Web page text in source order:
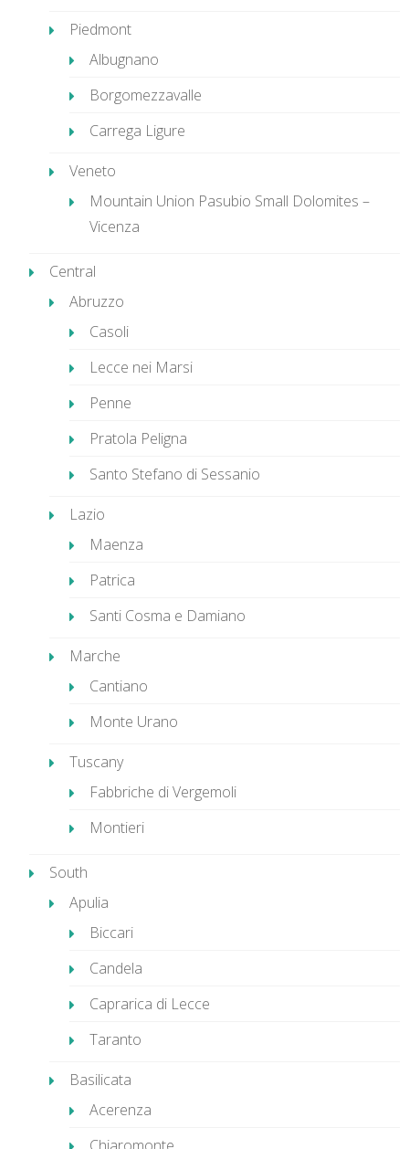
Piedmont
Albugnano
Borgomezzavalle
Carrega Ligure
Veneto
Mountain Union Pasubio Small Dolomites –
Vicenza
Central
Abruzzo
Casoli
Lecce nei Marsi
Penne
Pratola Peligna
Santo Stefano di Sessanio
Lazio
Maenza
Patrica
Santi Cosma e Damiano
Marche
Cantiano
Monte Urano
Tuscany
Fabbriche di Vergemoli
Montieri
South
Apulia
Biccari
Candela
Caprarica di Lecce
Taranto
Basilicata
Acerenza
Chiaromonte